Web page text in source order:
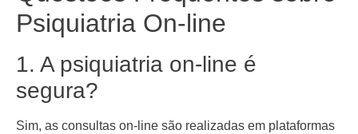
Psiquiatria On-line
1. A psiquiatria on-line é
segura?
Sim, as consultas on-line são realizadas em plataformas